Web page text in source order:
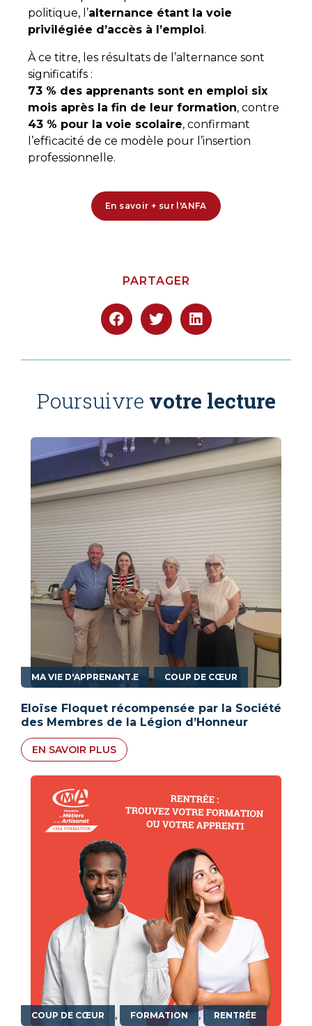
politique, l’alternance étant la voie
privilégiée d’accès à l’emploi.
À ce titre, les résultats de l’alternance sont
significatifs :
73 % des apprenants sont en emploi six
mois après la fin de leur formation, contre
43 % pour la voie scolaire, confirmant
l’efficacité de ce modèle pour l’insertion
professionnelle.
En savoir + sur l'ANFA
PARTAGER
Poursuivre votre lecture
MA VIE D'APPRENANT.E , COUP DE CŒUR
Eloïse Floquet récompensée par la Société
des Membres de la Légion d’Honneur
EN SAVOIR PLUS
COUP DE CŒUR , FORMATION , RENTRÉE